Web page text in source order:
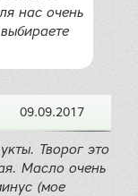
нас очень
09.09.2017
Творог это
Масло очень
(мое